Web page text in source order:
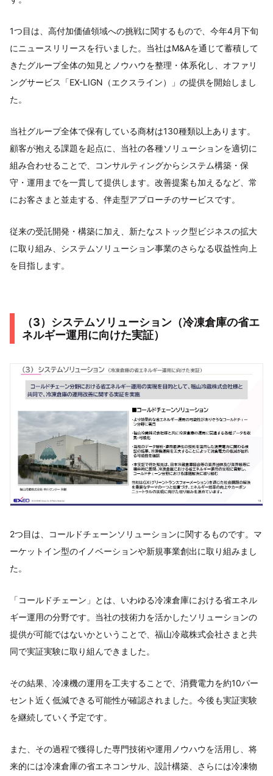
1つ目は、高付加価値領域への挑戦に関するもので、今年4月下旬
にニュースリリースを行いました。当社はM&Aを通じて蓄積して
きたグループ全体の知見とノウハウを整理・体系化し、オファリ
ングサービス「EX-LIGN（エクスライン）」の提供を開始しまし
た。
当社グループ全体で保有している商材は130種類以上あります。
顧客が抱える課題を起点に、当社の各種ソリューションを適切に
組み合わせることで、コンサルティングからシステム構築・保
守・運用までを一貫して提供します。改善提案も加えるなど、常
にお客さまと並走する、伴走型アプローチのサービスです。
従来の受託開発・構築に加え、新たなストック型ビジネスの拡大
に取り組み、システムソリューション事業のさらなる収益性向上
を目指します。
（3）システムソリューション（冷凍倉庫の省エ
ネルギー運用に向けた実証）
2つ目は、コールドチェーンソリューションに関するものです。マ
ーケットイン型のイノベーションや新規事業創出に取り組みまし
た。
「コールドチェーン」とは、いわゆる冷凍倉庫における省エネル
ギー運用の分野です。当社の技術力を活かしたソリューションの
提供が可能ではないかということで、福山冷蔵株式会社さまと共
同で実証実験に取り組んできました。
その結果、冷凍機の運用を工夫することで、消費電力を約10パー
セント近く低減できる可能性が確認されました。今後も実証実験
を継続していく予定です。
また、その過程で獲得した専門技術や運用ノウハウを活用し、将
来的には冷凍倉庫の省エネコンサル、設計構築、さらには冷凍物